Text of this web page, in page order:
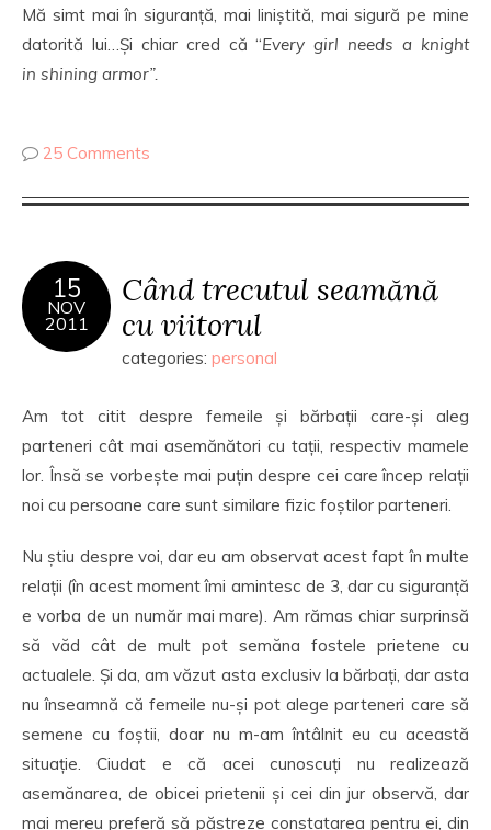
Mă simt mai în siguranță, mai liniștită, mai sigură pe mine
datorită lui…Și chiar cred că “Every girl needs a knight
in shining armor”.
25 Comments
15
NOV
2011
Când trecutul seamănă
cu viitorul
categories: personal
Am tot citit despre femeile și bărbații care-și aleg
parteneri cât mai asemănători cu tații, respectiv mamele
lor. Însă se vorbește mai puțin despre cei care încep relații
noi cu persoane care sunt similare fizic foștilor parteneri.
Nu știu despre voi, dar eu am observat acest fapt în multe
relații (în acest moment îmi amintesc de 3, dar cu siguranță
e vorba de un număr mai mare). Am rămas chiar surprinsă
să văd cât de mult pot semăna fostele prietene cu
actualele. Și da, am văzut asta exclusiv la bărbați, dar asta
nu înseamnă că femeile nu-și pot alege parteneri care să
semene cu foștii, doar nu m-am întâlnit eu cu această
situație. Ciudat e că acei cunoscuți nu realizează
asemănarea, de obicei prietenii și cei din jur observă, dar
mai mereu preferă să păstreze constatarea pentru ei, din